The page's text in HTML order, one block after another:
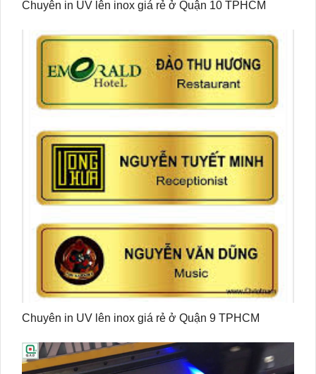
Chuyên in UV lên inox giá rẻ ở Quận 10 TPHCM
Chuyên in UV lên inox giá rẻ ở Quận 9 TPHCM